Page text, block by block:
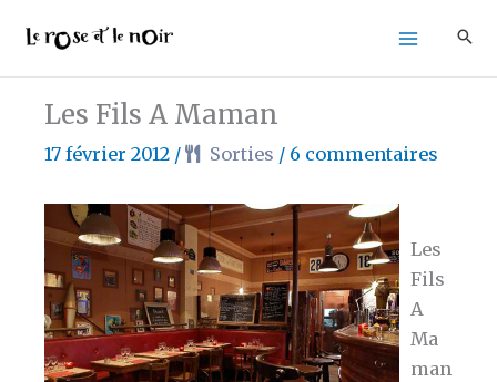
contenu
Les Fils A Maman
17 février 2012 / Sorties / 6 commentaires
Les
Fils
A
Ma
man